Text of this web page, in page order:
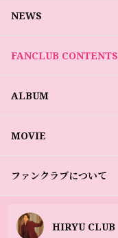
NEWS
FANCLUB CONTENTS
ALBUM
MOVIE
ファンクラブについて
HIRYU CLUB